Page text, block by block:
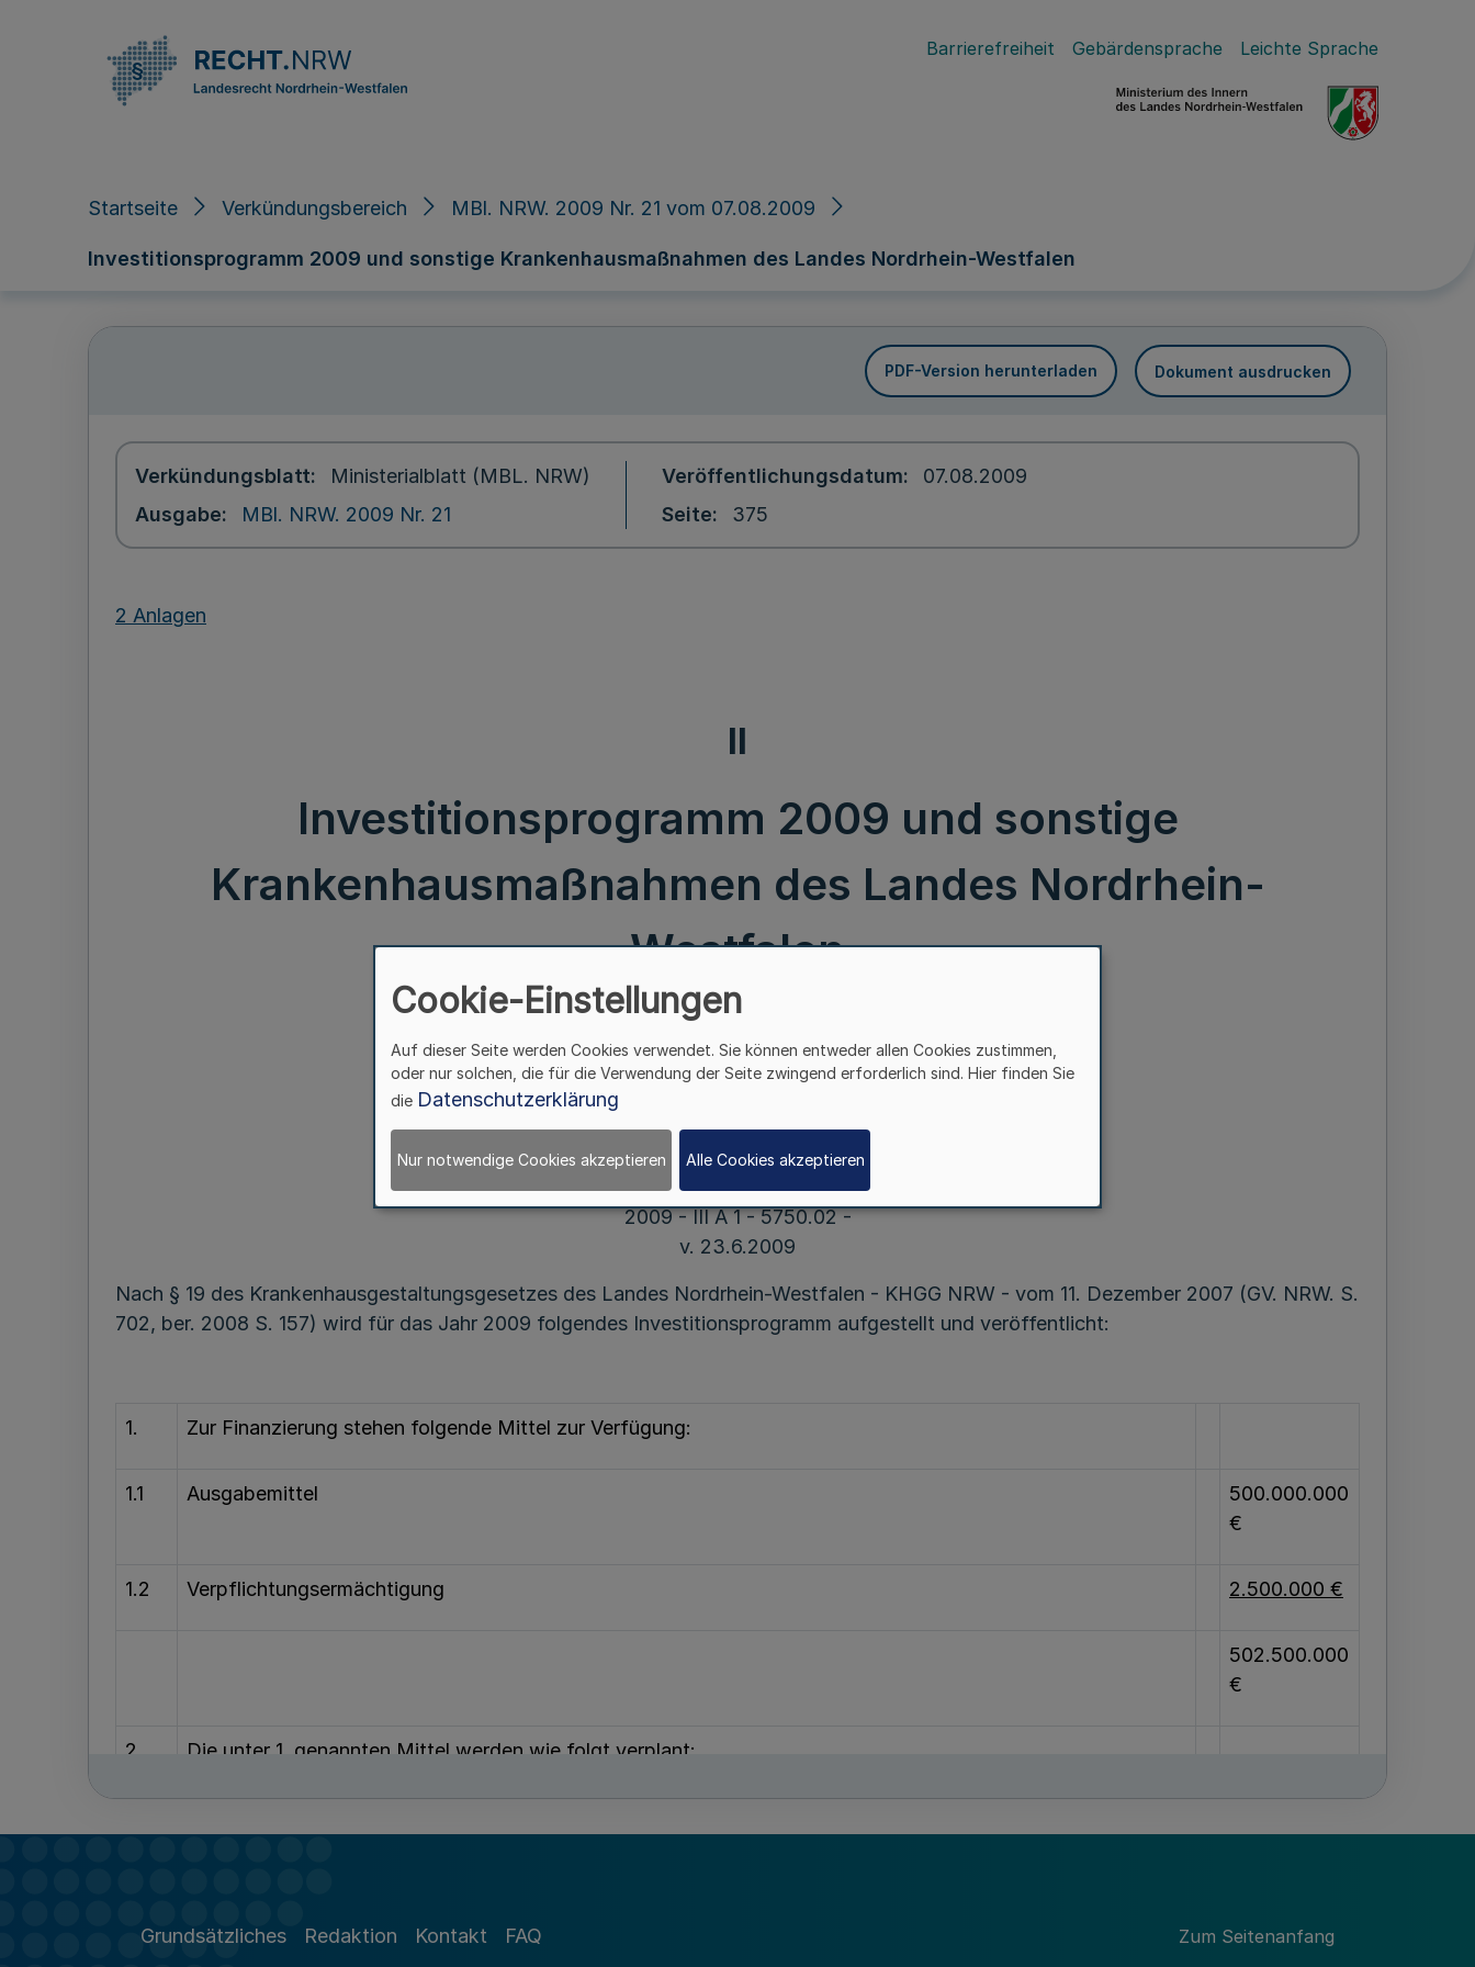
Barrierefreiheit Gebärdensprache Leichte Sprache
Startseite Verkündungsbereich MBl. NRW. 2009 Nr. 21 vom 07.08.2009
Investitionsprogramm 2009 und sonstige Krankenhausmaßnahmen des Landes Nordrhein-Westfalen
PDF-Version herunterladen Dokument ausdrucken
Verkündungsblatt
Ministerialblatt (MBL. NRW)
Ausgabe
MBl. NRW. 2009 Nr. 21
Veröffentlichungsdatum
07.08.2009
Seite
375
2 Anlagen
II
Investitionsprogramm 2009 und sonstige
Krankenhausmaßnahmen des Landes Nordrhein-
Westfalen
und sonstige Krankenhausmaßnahmen
des Landes Nordrhein-Westfalen
Bek. d. Ministeriums für Arbeit Gesundheit und Soziales
2009 - III A 1 - 5750.02 -
v. 23.6.2009
Nach § 19 des Krankenhausgestaltungsgesetzes des Landes Nordrhein-Westfalen - KHGG NRW - vom 11. Dezember 2007 (GV. NRW. S.
702, ber. 2008 S. 157) wird für das Jahr 2009 folgendes Investitionsprogramm aufgestellt und veröffentlicht:
1. Zur Finanzierung stehen folgende Mittel zur Verfügung:
1.1 Ausgabemittel
500.000.000
€
1.2 Verpflichtungsermächtigung 2.500.000 €
502.500.000
€
2. Die unter 1. genannten Mittel werden wie folgt verplant:
2.12 Finanzierung von Ausgaben des Sofortprogramms „Krankenhausportal“
Grundsätzliches Redaktion Kontakt FAQ Zum Seitenanfang
Cookie-Einstellungen
Auf dieser Seite werden Cookies verwendet. Sie können entweder allen Cookies zustimmen,
oder nur solchen, die für die Verwendung der Seite zwingend erforderlich sind. Hier finden Sie
die Datenschutzerklärung
Nur notwendige Cookies akzeptieren Alle Cookies akzeptieren